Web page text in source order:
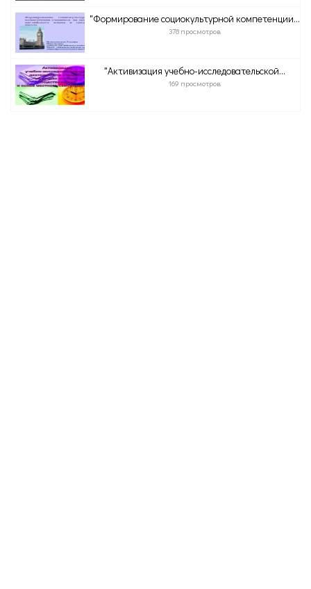
"Формирование социокультурной компетенции...
378 просмотров
"Активизация учебно-исследовательской...
169 просмотров